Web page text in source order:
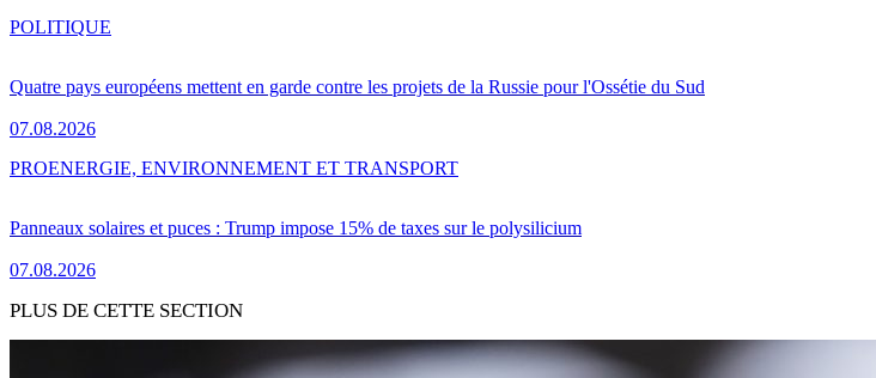
Quatre pays européens mettent en garde contre les projets de la Russie pour l'Ossétie du Sud
07.08.2026
POLITIQUE
Panneaux solaires et puces : Trump impose 15% de taxes sur le polysilicium
07.08.2026
PROENERGIE, ENVIRONNEMENT ET TRANSPORT
PLUS DE CETTE SECTION